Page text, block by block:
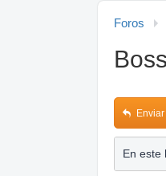
Foros